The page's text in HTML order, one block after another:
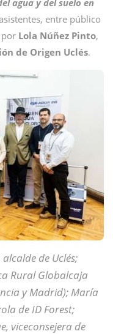
agua y del suelo en
entre público
Lola Núñez Pinto,
de Origen Uclés.
de Uclés;
Rural Globalcaja
y Madrid); María
de ID Forest;
viceconsejera de